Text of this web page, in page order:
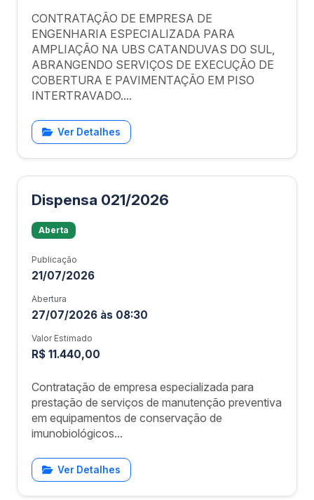
CONTRATAÇÃO DE EMPRESA DE
ENGENHARIA ESPECIALIZADA PARA
AMPLIAÇÃO NA UBS CATANDUVAS DO SUL,
ABRANGENDO SERVIÇOS DE EXECUÇÃO DE
COBERTURA E PAVIMENTAÇÃO EM PISO
INTERTRAVADO....
Ver Detalhes
Dispensa 021/2026
Aberta
Publicação
21/07/2026
Abertura
27/07/2026 às 08:30
Valor Estimado
R$ 11.440,00
Contratação de empresa especializada para
prestação de serviços de manutenção preventiva
em equipamentos de conservação de
imunobiológicos...
Ver Detalhes